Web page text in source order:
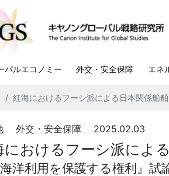
バルエコノミー 外交・安全保障 エネ
紅海におけるフーシ派による日本関係船
外交・安全保障 2025.02.03
におけるフーシ派によ
海洋利用を保護する権利』試